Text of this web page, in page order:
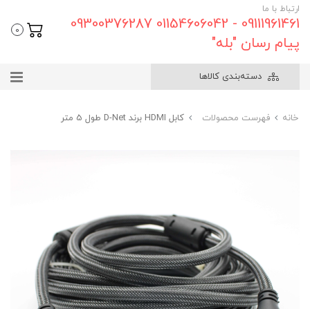
ارتباط با ما
09111961461 - 01154606042 09300376287
پیام رسان "بله"
0
دسته‌بندی کالاها
خانه فهرست محصولات کابل HDMI برند D-Net طول 5 متر